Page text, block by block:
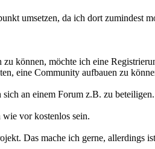
umsetzen, da ich dort zumindest
können, möchte ich eine
eine Community aufbauen zu
an einem Forum z.B. zu
vor kostenlos sein.
Das mache ich gerne,